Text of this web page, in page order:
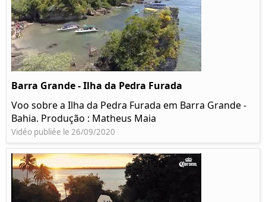
Barra Grande - Ilha da Pedra Furada
Voo sobre a Ilha da Pedra Furada em Barra Grande -
Bahia. Produção : Matheus Maia
Vidéo publiée le 26/09/2020